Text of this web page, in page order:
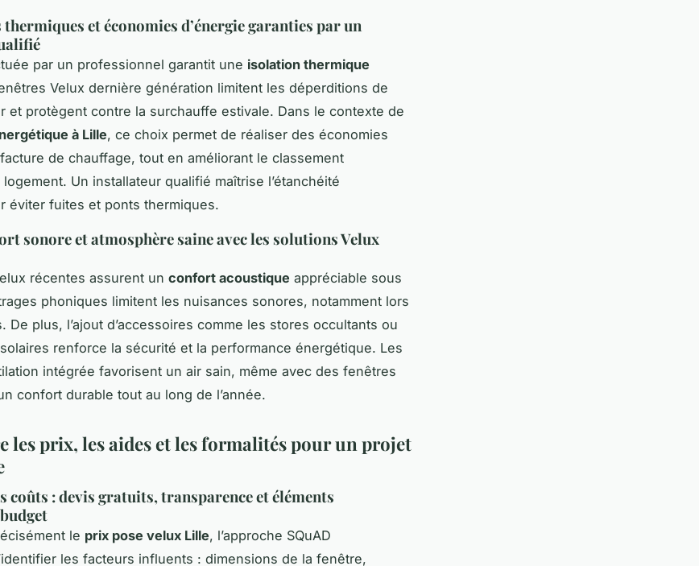
et économies d’énergie garanties par un
par un professionnel garantit une isolation thermique
Velux dernière génération limitent les déperditions de
et protègent contre la surchauffe estivale. Dans le contexte de
à Lille, ce choix permet de réaliser des économies
de chauffage, tout en améliorant le classement
Un installateur qualifié maîtrise l’étanchéité
éviter fuites et ponts thermiques.
sonore et atmosphère saine avec les solutions Velux
récentes assurent un confort acoustique appréciable sous
phoniques limitent les nuisances sonores, notamment lors
De plus, l’ajout d’accessoires comme les stores occultants ou
renforce la sécurité et la performance énergétique. Les
intégrée favorisent un air sain, même avec des fenêtres
confort durable tout au long de l’année.
les prix, les aides et les formalités pour un projet
coûts : devis gratuits, transparence et éléments
le prix pose velux Lille, l’approche SQuAD
les facteurs influents : dimensions de la fenêtre,